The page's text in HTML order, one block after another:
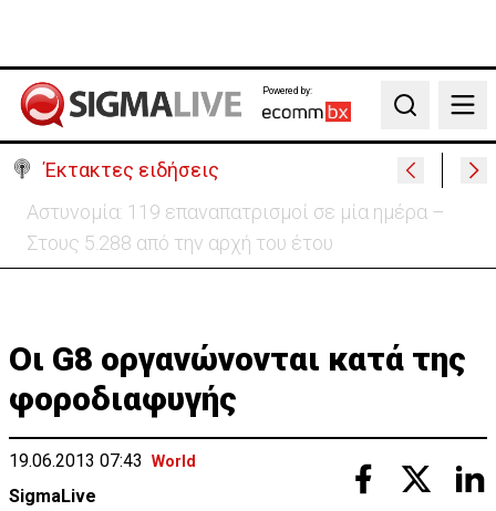
Powered by:
Search
Έκτακτες ειδήσεις
Θέλει να ξαναζωντανέψει την «Corner» o
Προύντζος - «Πληγώνει τις αναμνήσεις»
Οι G8 οργανώνονται κατά της
φοροδιαφυγής
19.06.2013 07:43 World
SigmaLive